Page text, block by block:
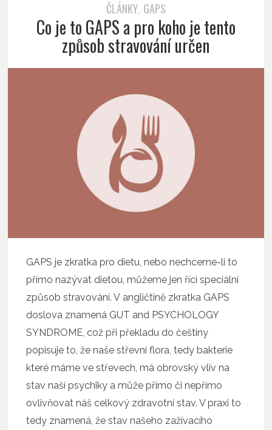
ČLÁNKY, GAPS
Co je to GAPS a pro koho je tento
způsob stravování určen
GAPS je zkratka pro dietu, nebo nechceme-li to
přímo nazývat dietou, můžeme jen říci speciální
způsob stravování. V angličtině zkratka GAPS
doslova znamená GUT and PSYCHOLOGY
SYNDROME, což při překladu do češtiny
popisuje to, že naše střevní flora, tedy bakterie
které máme ve střevech, má obrovský vliv na
stav naší psychiky a může přímo či nepřímo
ovlivňovat náš celkový zdravotní stav. V praxi to
tedy znamená, že stav našeho zažívacího